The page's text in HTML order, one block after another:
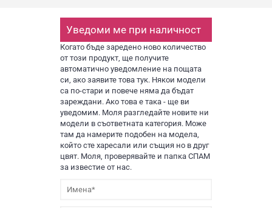
Уведоми ме при наличност
Когато бъде заредено ново количество
от този продукт, ще получите
автоматично уведомление на пощата
си, ако заявите това тук. Някои модели
са по-стари и повече няма да бъдат
зареждани. Ако това е така - ще ви
уведомим. Моля разгледайте новите ни
модели в съответната категория. Може
там да намерите подобен на модела,
който сте харесали или същия но в друг
цвят. Моля, проверявайте и папка СПАМ
за известие от нас.